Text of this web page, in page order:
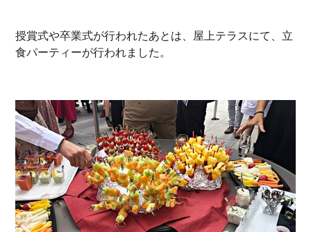
授賞式や卒業式が行われたあとは、屋上テラスにて、立
食パーティーが行われました。